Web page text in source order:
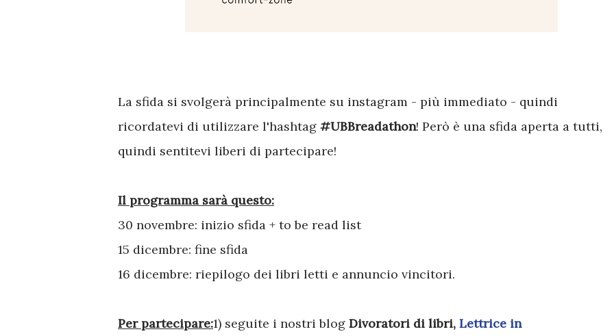
La sfida si svolgerà principalmente su instagram - più immediato - quindi
ricordatevi di utilizzare l'hashtag #UBBreadathon! Però è una sfida aperta a tutti,
quindi sentitevi liberi di partecipare!
Il programma sarà questo:
30 novembre: inizio sfida + to be read list
15 dicembre: fine sfida
16 dicembre: riepilogo dei libri letti e annuncio vincitori.
Per partecipare:1) seguite i nostri blog Divoratori di libri, Lettrice in